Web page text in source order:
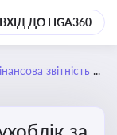
ВХІД ДО LIGA360
звітність та бухоблік за П(С)БО і МСФЗ